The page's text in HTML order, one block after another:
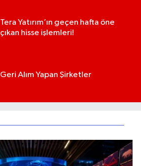
Tera Yatırım’ın geçen hafta öne
çıkan hisse işlemleri!
Geri Alım Yapan Şirketler